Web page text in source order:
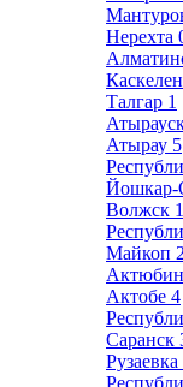
Нерехта
Каскелен
Талгар 1
Атырау 5
Йошкар-
Волжск 1
Майкоп 2
Актобе 4
Саранск
Рузаевка